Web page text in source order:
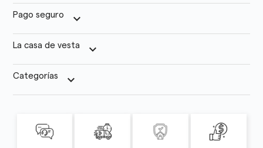
Pago seguro keyboard_arrow_down
La casa de vesta keyboard_arrow_down
Categorías keyboard_arrow_down